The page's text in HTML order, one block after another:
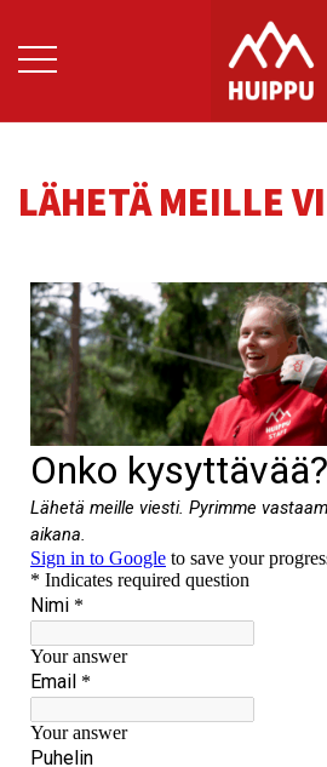
LÄHETÄ MEILLE